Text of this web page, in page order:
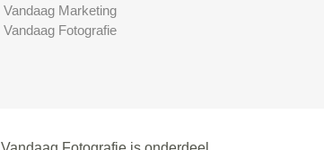
Vandaag Marketing
Vandaag Fotografie